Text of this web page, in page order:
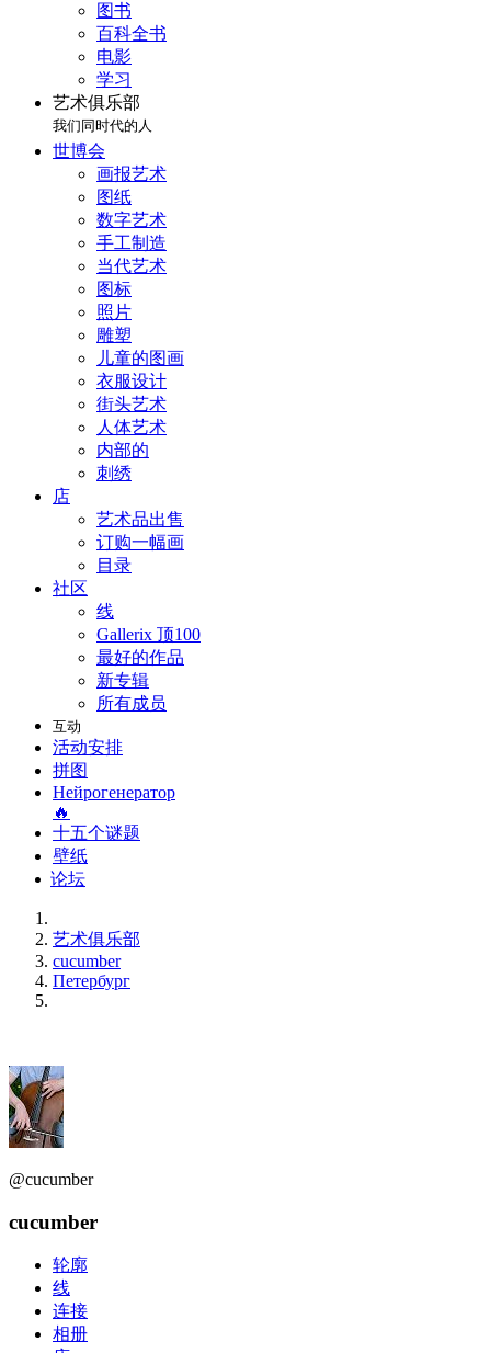
图书
百科全书
电影
学习
艺术俱乐部
我们同时代的人
世博会
画报艺术
图纸
数字艺术
手工制造
当代艺术
图标
照片
雕塑
儿童的图画
衣服设计
街头艺术
人体艺术
内部的
刺绣
店
艺术品出售
订购一幅画
目录
社区
线
Gallerix 顶100
最好的作品
新专辑
所有成员
互动
活动安排
拼图
Нейрогенератор
🔥
十五个谜题
壁纸
论坛
艺术俱乐部
cucumber
Петербург
@cucumber
cucumber
轮廓
线
连接
相册